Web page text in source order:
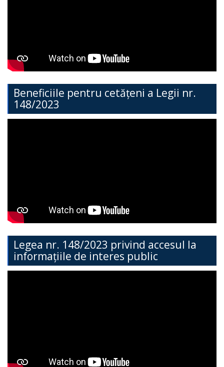
Cimișlia
Direcția
Economie,
Dezvoltare
Teritorială
Secția
Serviciul
Beneficiile pentru cetățeni a Legii nr.
148/2023
Legea nr. 148/2023 privind accesul la
informațiile de interes public